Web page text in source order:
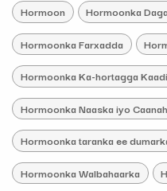
Hormoon Hormoonka
Hormoonka Farxadda
Hormoonka Ka-hortagga
Hormoonka Naaska iyo
Hormoonka taranka ee
Hormoonka Walbahaarka